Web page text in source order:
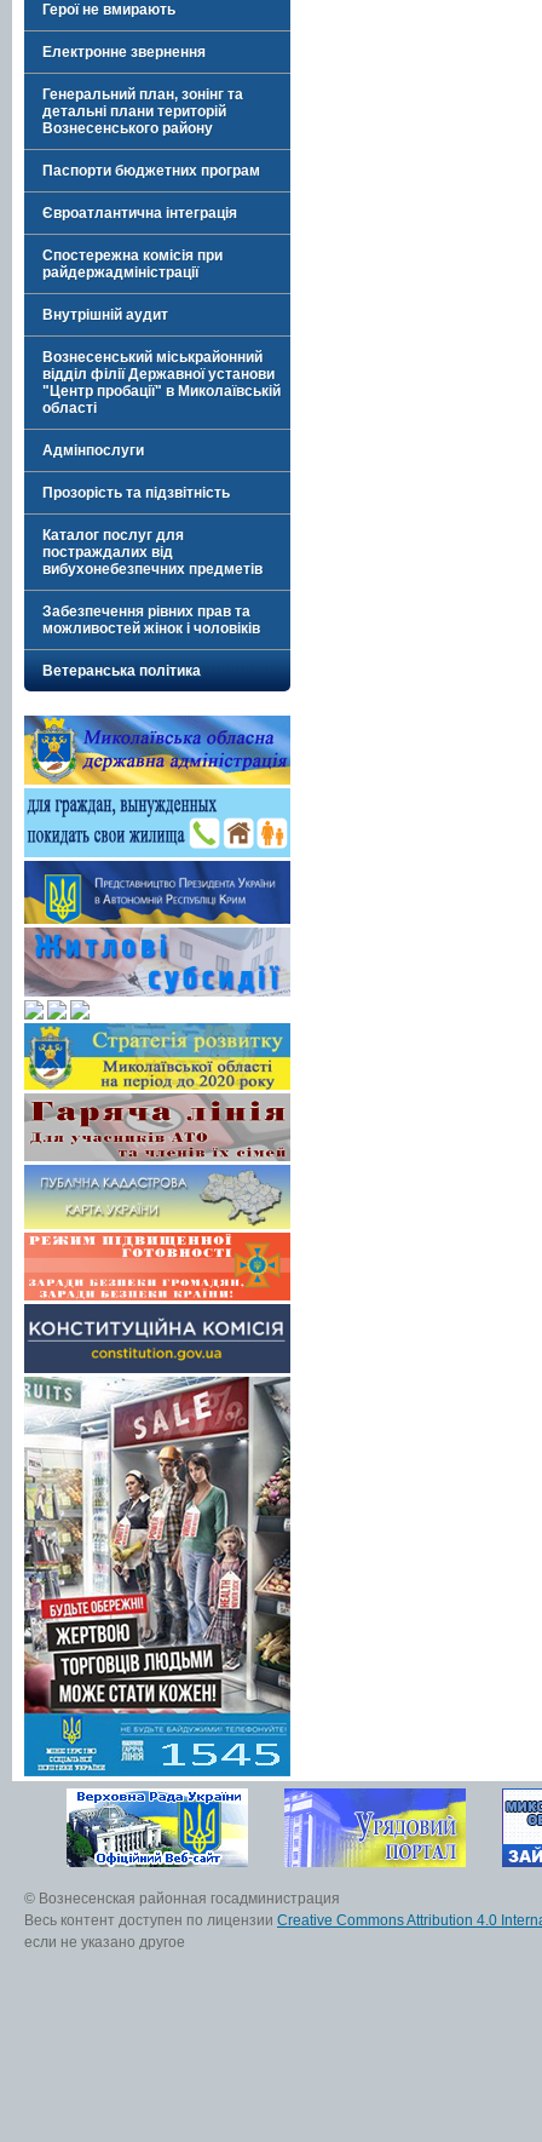
Герої не вмирають
Електронне звернення
Генеральний план, зонінг та
детальні плани територій
Вознесенського району
Паспорти бюджетних програм
Євроатлантична інтеграція
Спостережна комісія при
райдержадміністрації
Внутрішній аудит
Вознесенський міськрайонний
відділ філії Державної установи
"Центр пробації" в Миколаївській
області
Адмінпослуги
Прозорість та підзвітність
Каталог послуг для
постраждалих від
вибухонебезпечних предметів
Забезпечення рівних прав та
можливостей жінок і чоловіків
Ветеранська політика
© Вознесенская районная госадминистрация
Весь контент доступен по лицензии Creative Commons Attribution 4.0
если не указано другое